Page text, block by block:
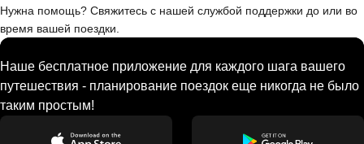
Нужна помощь? Свяжитесь с нашей службой поддержки до или во
время вашей поездки.
Наше бесплатное приложение для каждого шага вашего
путешествия - планирование поездок еще никогда не было
таким простым!